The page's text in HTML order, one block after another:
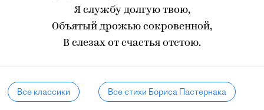
Я службу долгую твою,
Объятый дрожью сокровенной,
B слезах от счастья отстою.
Все классики Все стихи Бориса Пастернака